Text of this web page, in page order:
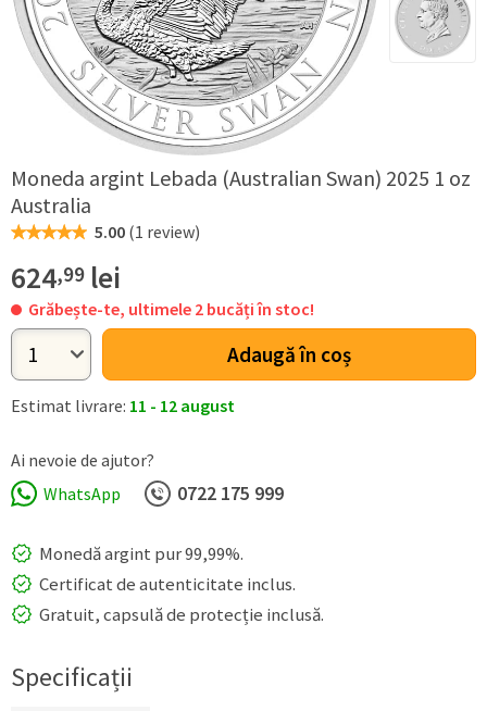
Moneda argint Lebada (Australian Swan) 2025 1 oz
Australia
5.00 (1 review)
624,99 lei
Grăbește-te, ultimele 2 bucăți în stoc!
Adaugă în coș
Estimat livrare: 11 - 12 august
Ai nevoie de ajutor?
WhatsApp
0722 ​175 ​999
Monedă argint pur 99,99%.
Certificat de autenticitate inclus.
Gratuit, capsulă de protecție inclusă.
Specificații